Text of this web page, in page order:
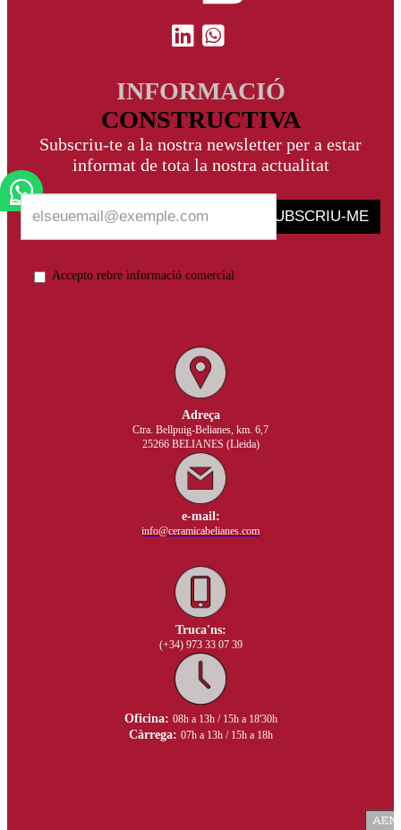
INFORMACIÓ
CONSTRUCTIVA
Subscriu-te a la nostra newsletter per a estar
informat de tota la nostra actualitat
SUBSCRIU-ME
Accepto rebre informació comercial
Adreça
Ctra. Bellpuig-Belianes, km. 6,7
25266 BELIANES (Lleida)
e-mail:
info@ceramicabelianes.com
Truca'ns:
(+34) 973 33 07 39
Oficina: 08h a 13h / 15h a 18'30h
Càrrega: 07h a 13h / 15h a 18h